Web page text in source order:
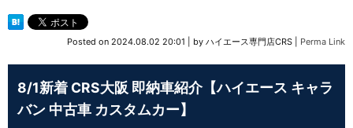
Posted on 2024.08.02 20:01 by ハイエース専門店CRS Perma Link
8/1新着 CRS大阪 即納車紹介【ハイエース キャラ
バン 中古車 カスタムカー】